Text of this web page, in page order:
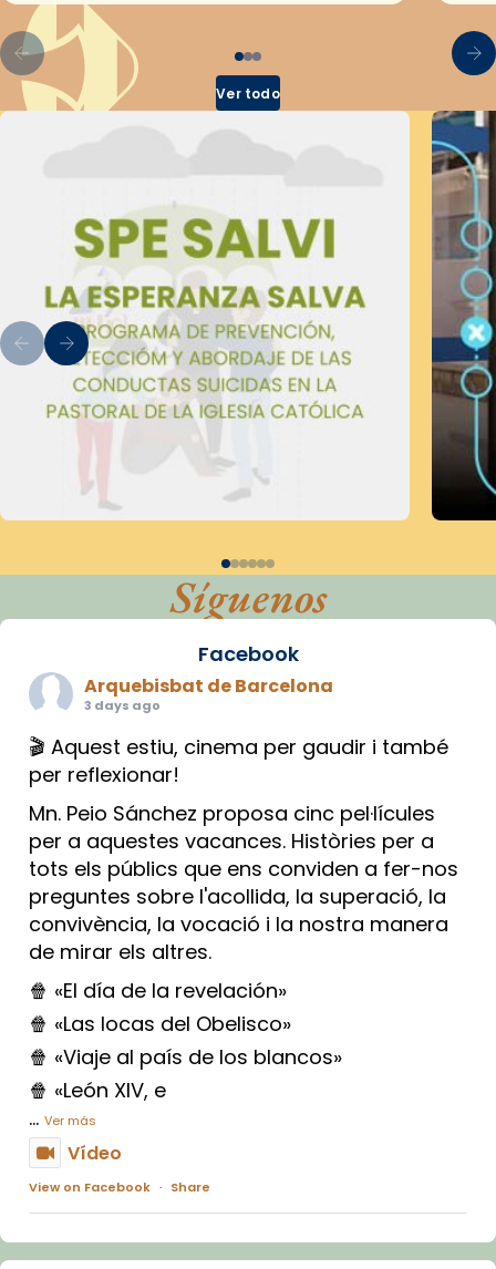
Ver todo
Síguenos
Facebook
Arquebisbat de Barcelona
3 days ago
🎬 Aquest estiu, cinema per gaudir i també
per reflexionar!
Mn. Peio Sánchez proposa cinc pel·lícules
per a aquestes vacances. Històries per a
tots els públics que ens conviden a fer-nos
preguntes sobre l'acollida, la superació, la
convivència, la vocació i la nostra manera
de mirar els altres.
🍿 «El día de la revelación»
🍿 «Las locas del Obelisco»
🍿 «Viaje al país de los blancos»
🍿 «León XIV, e
... Ver más
Vídeo
View on Facebook · Share
Arquebisbat de Barcelona